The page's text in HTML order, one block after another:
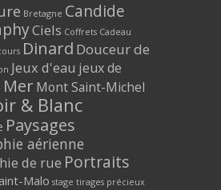
Bretagne Candide
Ciels Coffrets Cadeau
Dinard Douceur de
Jeux d'eau jeux de
Mer Mont Saint-Michel
& Blanc
Paysages
aérienne
de rue Portraits
Malo stage tirages précieux